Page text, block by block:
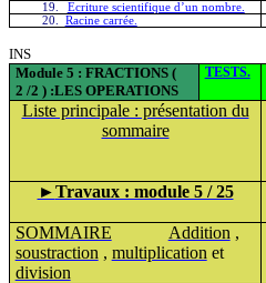
19.
Ecriture scientifique d’un nombre.
20.
Racine carrée.
INS
Module 5 : FRACTIONS (
2 /2 ) :LES OPERATIONS
TESTS.
Liste principale : présentation du
sommaire
►Travaux : module 5 / 25
SOMMAIRE
Addition ,
soustraction , multiplication et
division